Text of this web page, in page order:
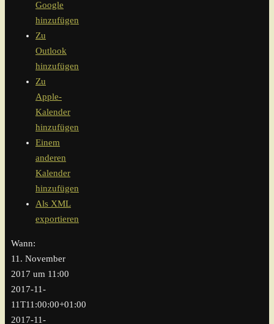
Google
hinzufügen
Zu
Outlook
hinzufügen
Zu
Apple-
Kalender
hinzufügen
Einem
anderen
Kalender
hinzufügen
Als XML
exportieren
Wann:
11. November
2017 um 11:00
2017-11-
11T11:00:00+01:00
2017-11-